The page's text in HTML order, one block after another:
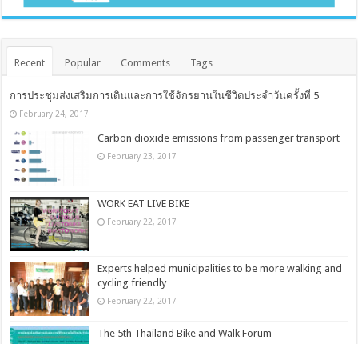
Recent Popular Comments Tags
การประชุมส่งเสริมการเดินและการใช้จักรยานในชีวิตประจำวันครั้งที่ 5
February 24, 2017
Carbon dioxide emissions from passenger transport
February 23, 2017
WORK EAT LIVE BIKE
February 22, 2017
Experts helped municipalities to be more walking and
cycling friendly
February 22, 2017
The 5th Thailand Bike and Walk Forum